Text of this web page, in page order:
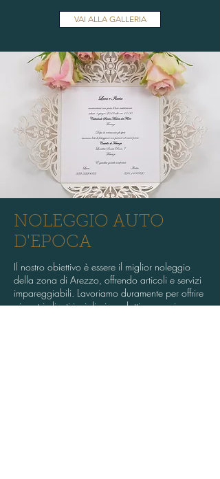
VAI ALLA GALLERIA
NOLEGGIO AUTO
D'EPOCA
Il nostro obiettivo è essere il miglior noleggio
della zona di Arezzo, offrendo articoli e servizi
impareggiabili. Lavoriamo duramente per offrire
ai nostri clienti i migliori prodotti a prezzi